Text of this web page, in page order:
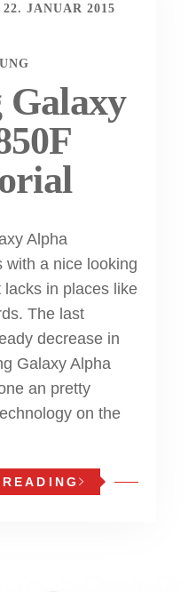
22. JANUAR 2015
Galaxy
Alpha
with a nice looking
in places like
The last
decrease in
Galaxy Alpha
an pretty
on the